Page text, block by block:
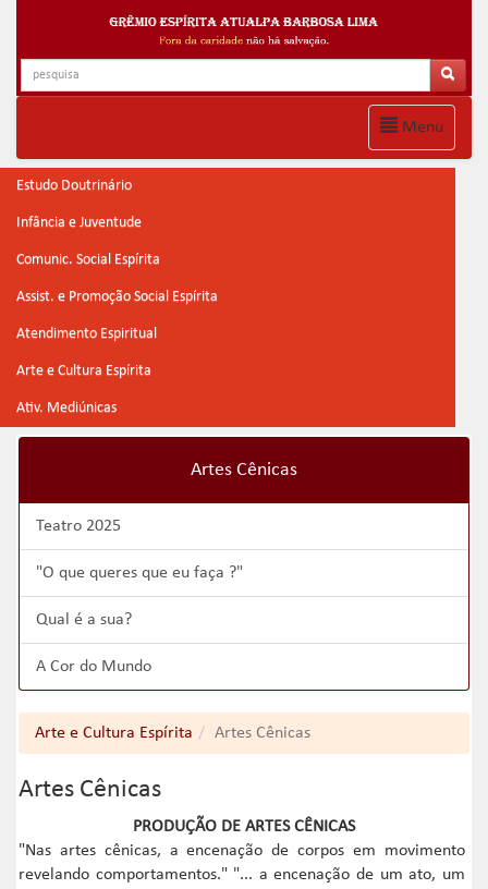
Menu
Estudo Doutrinário
Infância e Juventude
Comunic. Social Espírita
Assist. e Promoção Social Espírita
Atendimento Espiritual
Arte e Cultura Espírita
Ativ. Mediúnicas
Artes Cênicas
Teatro 2025
"O que queres que eu faça ?"
Qual é a sua?
A Cor do Mundo
Arte e Cultura Espírita Artes Cênicas
Artes Cênicas
PRODUÇÃO DE ARTES CÊNICAS
"Nas artes cênicas, a encenação de corpos em movimento
revelando comportamentos." "... a encenação de um ato, um